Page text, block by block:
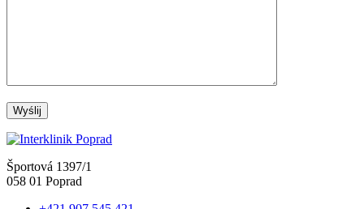
Športová 1397/1
058 01 Poprad